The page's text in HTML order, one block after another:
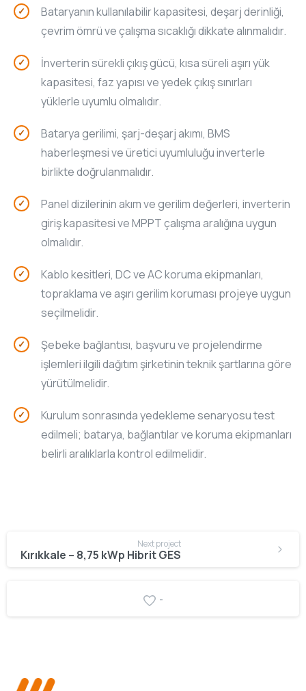
Bataryanın kullanılabilir kapasitesi, deşarj derinliği,
çevrim ömrü ve çalışma sıcaklığı dikkate alınmalıdır.
İnverterin sürekli çıkış gücü, kısa süreli aşırı yük
kapasitesi, faz yapısı ve yedek çıkış sınırları
yüklerle uyumlu olmalıdır.
Batarya gerilimi, şarj-deşarj akımı, BMS
haberleşmesi ve üretici uyumluluğu inverterle
birlikte doğrulanmalıdır.
Panel dizilerinin akım ve gerilim değerleri, inverterin
giriş kapasitesi ve MPPT çalışma aralığına uygun
olmalıdır.
Kablo kesitleri, DC ve AC koruma ekipmanları,
topraklama ve aşırı gerilim koruması projeye uygun
seçilmelidir.
Şebeke bağlantısı, başvuru ve projelendirme
işlemleri ilgili dağıtım şirketinin teknik şartlarına göre
yürütülmelidir.
Kurulum sonrasında yedekleme senaryosu test
edilmeli; batarya, bağlantılar ve koruma ekipmanları
belirli aralıklarla kontrol edilmelidir.
Next project
Kırıkkale – 8,75 kWp Hibrit GES
-